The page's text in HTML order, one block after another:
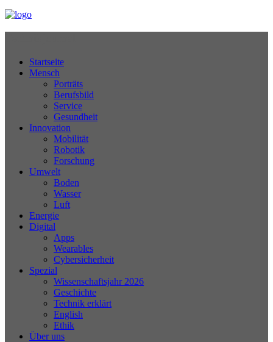
Startseite
Mensch
Porträts
Berufsbild
Service
Gesundheit
Innovation
Mobilität
Robotik
Forschung
Umwelt
Boden
Wasser
Luft
Energie
Digital
Apps
Wearables
Cybersicherheit
Spezial
Wissenschaftsjahr 2026
Geschichte
Technik erklärt
English
Ethik
Über uns